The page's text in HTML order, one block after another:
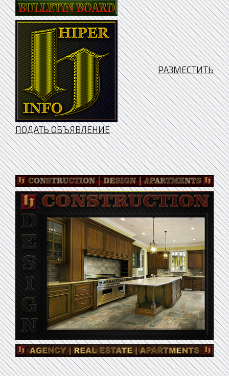
РАЗМЕСТИТЬ
ПОДАТЬ ОБЪЯВЛЕНИЕ